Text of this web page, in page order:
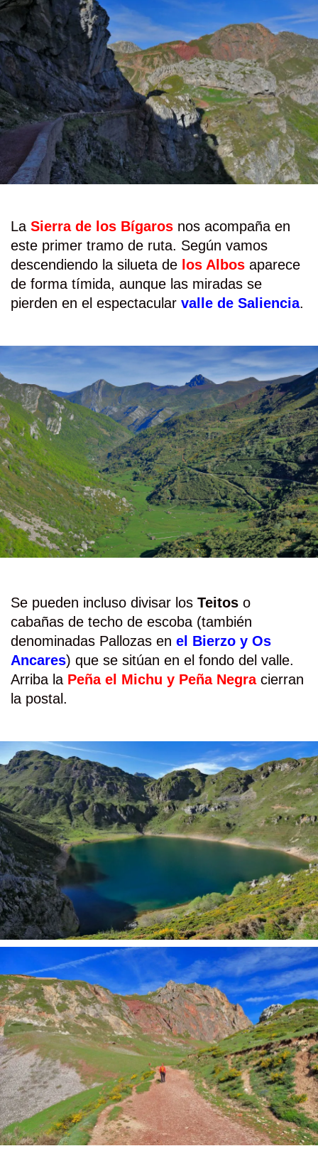
La Sierra de los Bígaros nos acompaña en
este primer tramo de ruta. Según vamos
descendiendo la silueta de los Albos aparece
de forma tímida, aunque las miradas se
pierden en el espectacular valle de Saliencia.
Se pueden incluso divisar los Teitos o
cabañas de techo de escoba (también
denominadas Pallozas en el Bierzo y Os
Ancares) que se sitúan en el fondo del valle.
Arriba la Peña el Michu y Peña Negracierran
la postal.